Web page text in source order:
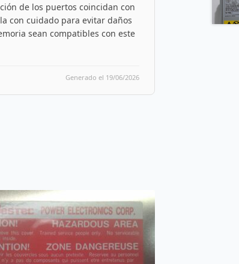
de los puertos coincidan con
con cuidado para evitar daños
sean compatibles con este
Generado el 19/06/2026